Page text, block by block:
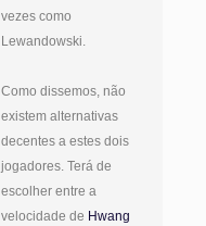
vezes como
Lewandowski.
Como dissemos, não
existem alternativas
decentes a estes dois
jogadores. Terá de
escolher entre a
velocidade de Hwang